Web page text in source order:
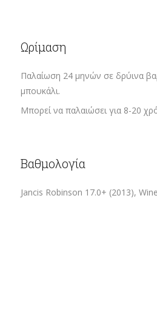
Ωρίμαση
Παλαίωση 24 μηνών σε δρύινα
μπουκάλι.
Μπορεί να παλαιώσει για 8-20
Βαθμολογία
Jancis Robinson 17.0+ (2013),